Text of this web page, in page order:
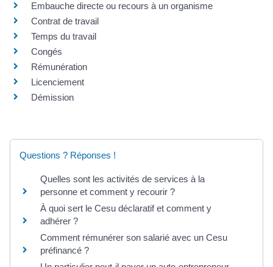
Embauche directe ou recours à un organisme
Contrat de travail
Temps du travail
Congés
Rémunération
Licenciement
Démission
Questions ? Réponses !
Quelles sont les activités de services à la
personne et comment y recourir ?
À quoi sert le Cesu déclaratif et comment y
adhérer ?
Comment rémunérer son salarié avec un Cesu
préfinancé ?